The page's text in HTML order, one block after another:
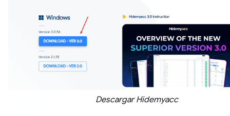
Descargar Hidemyacc